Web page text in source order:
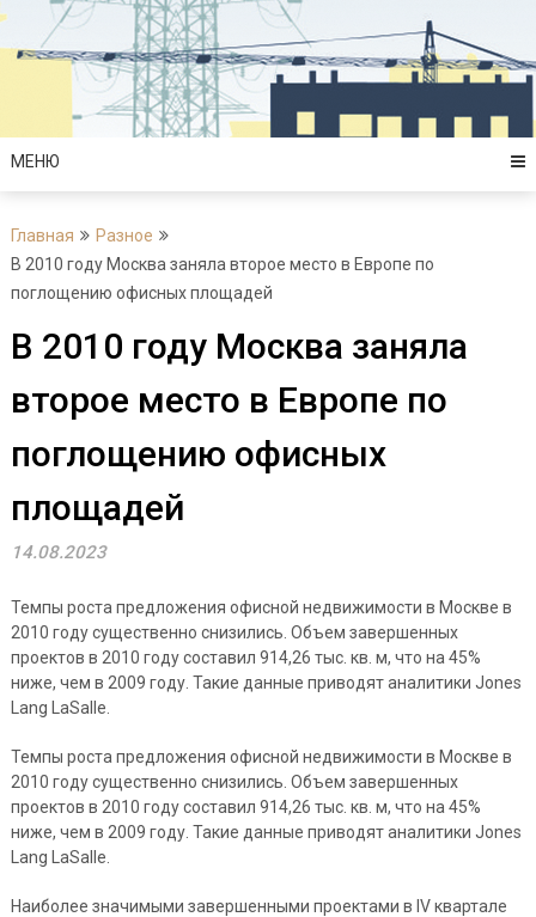
Перейти
содержимому
МЕНЮ
Главная
Разное
В 2010 году Москва заняла второе место в Европе по
поглощению офисных площадей
В 2010 году Москва заняла
второе место в Европе по
поглощению офисных
площадей
14.08.2023
Темпы роста предложения офисной недвижимости в Москве в
2010 году существенно снизились. Объем завершенных
проектов в 2010 году составил 914,26 тыс. кв. м, что на 45%
ниже, чем в 2009 году. Такие данные приводят аналитики Jones
Lang LaSalle.
Темпы роста предложения офисной недвижимости в Москве в
2010 году существенно снизились. Объем завершенных
проектов в 2010 году составил 914,26 тыс. кв. м, что на 45%
ниже, чем в 2009 году. Такие данные приводят аналитики Jones
Lang LaSalle.
Наиболее значимыми завершенными проектами в IV квартале